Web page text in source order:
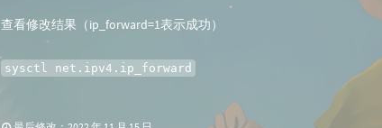
查看修改结果（ip_forward=1表示成功）
sysctl net.ipv4.ip_forward